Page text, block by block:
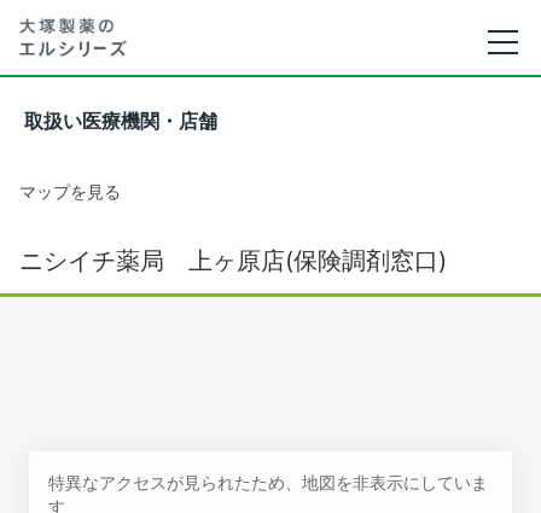
取扱い医療機関・店舗
マップを見る
ニシイチ薬局 上ヶ原店(保険調剤窓口)
特異なアクセスが見られたため、地図を非表示にしていま
す